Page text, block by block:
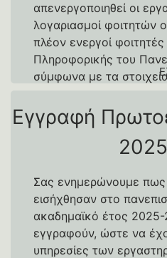
απενεργοποιηθεί οι
λογαριασμοί φοιτητών
πλέον ενεργοί
Πληροφορικής του
σύμφωνα με τα
Αν αντιμετωπίσετε
λογαριασμός σας
εσφαλμένα, μπορείτε
στη διεύθυνση
Εγγραφή
Σας ενημερώνουμε πως
εισήχθησαν στο
ακαδημαϊκό έτος
εγγραφούν, ώστε να
υπηρεσίες των